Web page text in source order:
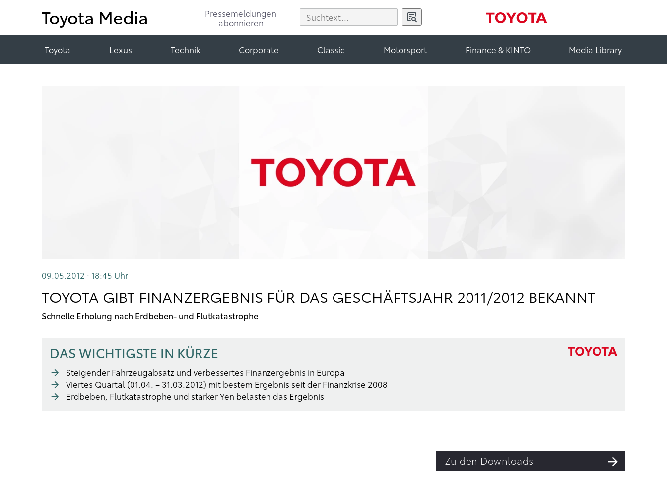
Toyota Media
Pressemeldungen
abonnieren
Toyota Lexus Technik Corporate Classic Motorsport Finance & KINTO Media Library
09.05.2012 · 18:45 Uhr
TOYOTA GIBT FINANZERGEBNIS FÜR DAS GESCHÄFTSJAHR 2011/2012 BEKANNT
Schnelle Erholung nach Erdbeben- und Flutkatastrophe
DAS WICHTIGSTE IN KÜRZE
Steigender Fahrzeugabsatz und verbessertes Finanzergebnis in Europa
Viertes Quartal (01.04. – 31.03.2012) mit bestem Ergebnis seit der Finanzkrise 2008
Erdbeben, Flutkatastrophe und starker Yen belasten das Ergebnis
Zu den Downloads